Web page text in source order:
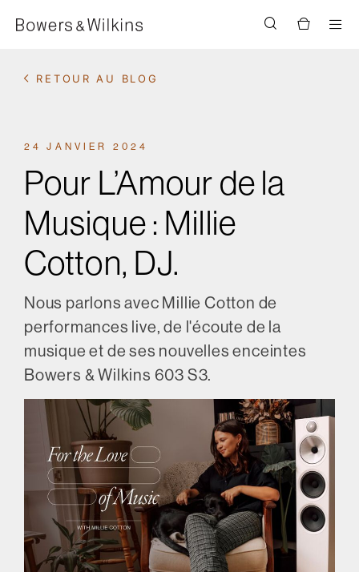
RETOUR AU BLOG
24 JANVIER 2024
Pour L’Amour de la
Musique : Millie
Cotton, DJ.
Nous parlons avec Millie Cotton de
performances live, de l'écoute de la
musique et de ses nouvelles enceintes
Bowers & Wilkins 603 S3.